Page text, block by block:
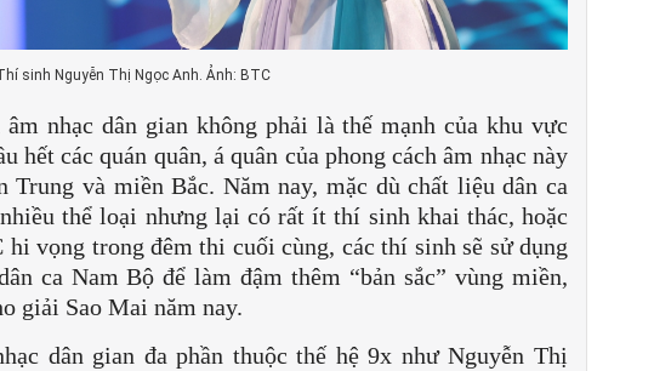
sinh Nguyễn Thị Ngọc Anh. Ảnh: BTC
nhạc dân gian không phải là thế mạnh của khu vực
hết các quán quân, á quân của phong cách âm nhạc này
Trung và miền Bắc. Năm nay, mặc dù chất liệu dân ca
thể loại nhưng lại có rất ít thí sinh khai thác, hoặc
vọng trong đêm thi cuối cùng, các thí sinh sẽ sử dụng
ca Nam Bộ để làm đậm thêm “bản sắc” vùng miền,
giải Sao Mai năm nay.
dân gian đa phần thuộc thế hệ 9x như Nguyễn Thị